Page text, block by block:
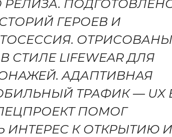
ГЕРОЕВ И
ОТРИСОВАНЫ
LIFEWEAR ДЛЯ
АДАПТИВНАЯ
ТРАФИК — UX
ПОМОГ
ИНТЕРЕС К ОТКРЫТИЮ И